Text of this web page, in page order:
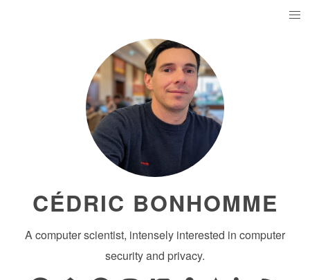
CÉDRIC BONHOMME
A computer scientist, intensely interested in computer
security and privacy.